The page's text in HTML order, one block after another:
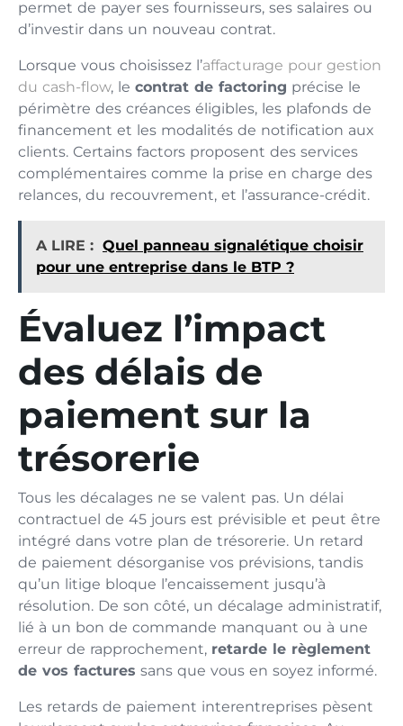
permet de payer ses fournisseurs, ses salaires ou
d’investir dans un nouveau contrat.
Lorsque vous choisissez l’affacturage pour gestion
du cash-flow, le contrat de factoring précise le
périmètre des créances éligibles, les plafonds de
financement et les modalités de notification aux
clients. Certains factors proposent des services
complémentaires comme la prise en charge des
relances, du recouvrement, et l’assurance-crédit.
A LIRE : Quel panneau signalétique choisir
pour une entreprise dans le BTP ?
Évaluez l’impact
des délais de
paiement sur la
trésorerie
Tous les décalages ne se valent pas. Un délai
contractuel de 45 jours est prévisible et peut être
intégré dans votre plan de trésorerie. Un retard
de paiement désorganise vos prévisions, tandis
qu’un litige bloque l’encaissement jusqu’à
résolution. De son côté, un décalage administratif,
lié à un bon de commande manquant ou à une
erreur de rapprochement, retarde le règlement
de vos factures sans que vous en soyez informé.
Les retards de paiement interentreprises pèsent